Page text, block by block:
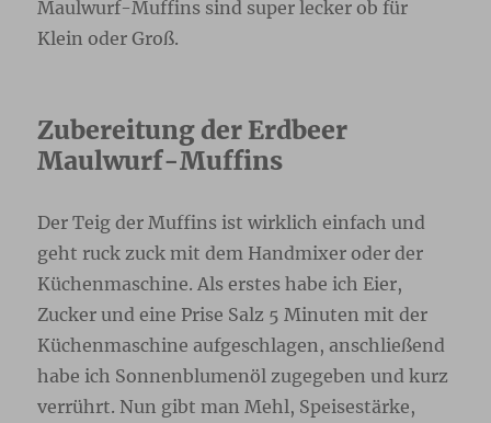
Maulwurf-Muffins sind super lecker ob für
Klein oder Groß.
Zubereitung der Erdbeer
Maulwurf-Muffins
Der Teig der Muffins ist wirklich einfach und
geht ruck zuck mit dem Handmixer oder der
Küchenmaschine. Als erstes habe ich Eier,
Zucker und eine Prise Salz 5 Minuten mit der
Küchenmaschine aufgeschlagen, anschließend
habe ich Sonnenblumenöl zugegeben und kurz
verrührt. Nun gibt man Mehl, Speisestärke,